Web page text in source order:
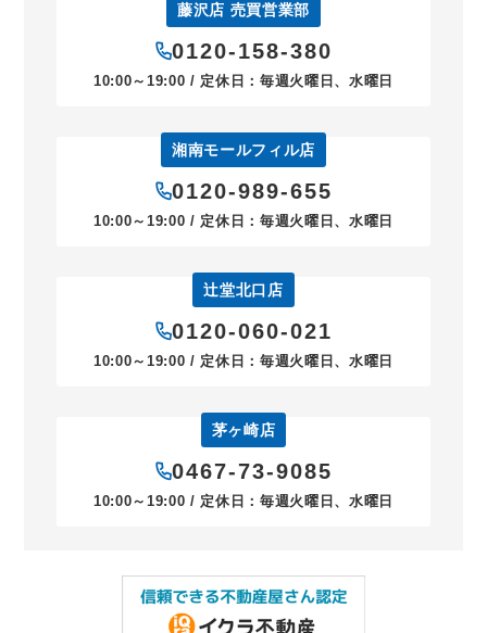
藤沢店 売買営業部
0120-158-380
10:00～19:00 / 定休日：毎週火曜日、水曜日
湘南モールフィル店
0120-989-655
10:00～19:00 / 定休日：毎週火曜日、水曜日
辻堂北口店
0120-060-021
10:00～19:00 / 定休日：毎週火曜日、水曜日
茅ヶ崎店
0467-73-9085
10:00～19:00 / 定休日：毎週火曜日、水曜日